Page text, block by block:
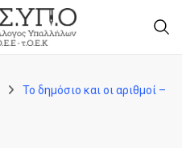
Το δημόσιο και οι αριθμοί –